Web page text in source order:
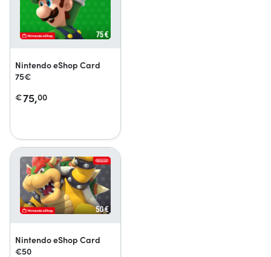
Nintendo eShop Card
75€
€75,00
Nintendo eShop Card
€50